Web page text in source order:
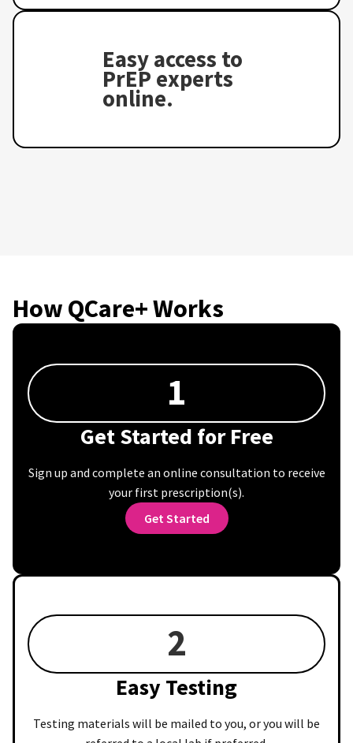
Easy access to
PrEP experts
online.
How QCare+ Works
1
Get Started for Free
Sign up and complete an online consultation to receive
your first prescription(s).
Get Started
2
Easy Testing
Testing materials will be mailed to you, or you will be